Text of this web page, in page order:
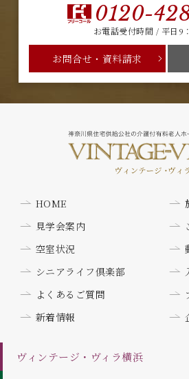
0120-
お電話受付時間 / 平日9
お問合せ・資料請求
HOME
見学会案内
空室状況
シニアライフ倶楽部
よくあるご質問
新着情報
ヴィンテージ・ヴィラ横浜